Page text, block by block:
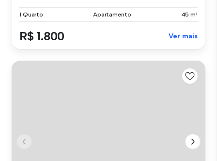
1 Quarto Apartamento 45 m²
R$ 1.800 Ver mais